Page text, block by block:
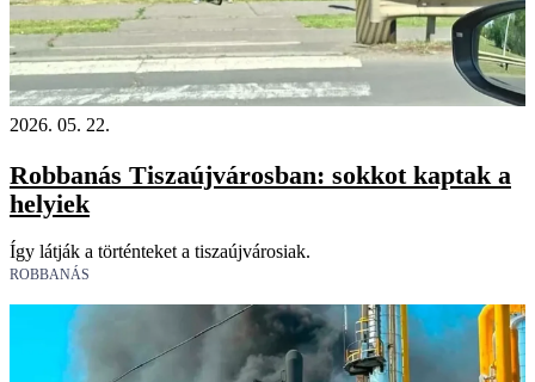
2026. 05. 22.
Robbanás Tiszaújvárosban: sokkot kaptak a
helyiek
Így látják a történteket a tiszaújvárosiak.
ROBBANÁS